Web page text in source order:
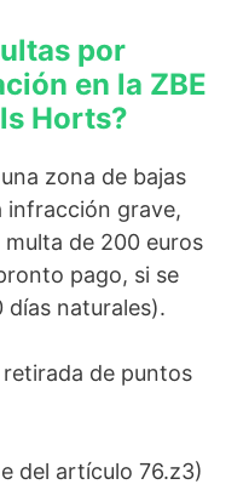
por
en la ZBE
Horts?
zona de bajas
infracción grave,
de 200 euros
pago, si se
días naturales).
de puntos
del artículo 76.z3)